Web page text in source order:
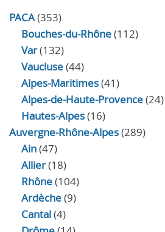
PACA(353)
Bouches-du-Rhône(112)
Var(132)
Vaucluse(44)
Alpes-Maritimes(41)
Alpes-de-Haute-Provence(24)
Hautes-Alpes(16)
Auvergne-Rhône-Alpes(289)
Ain(47)
Allier(18)
Rhône(104)
Ardèche(9)
Cantal(4)